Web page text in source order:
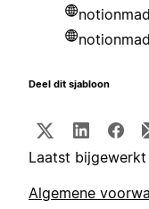
Deel dit sjabloon
Laatst
Algemene